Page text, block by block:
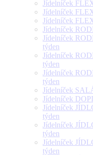
Jídelníček
Jídelníček
Jídelníček
Jídelníček
Jídelníček
týden
Jídelníček
týden
Jídelníček
týden
Jídelníček
Jídelníček
Jídelníček
týden
Jídelníček
týden
Jídelníček
týden